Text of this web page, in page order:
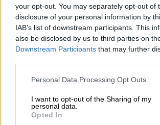
your opt-out. You may separately opt-out of
disclosure of your personal information by
IAB’s list of downstream participants. This
also be disclosed by us to third parties on
Downstream Participants that may further
Please note that this website/app uses one
not limited to your visit or usage behaviour.
grant or deny consent to Google and its
use your data for below specified purposes
Personal Data Processing Opt Outs
I want to opt-out of the Sharing of my
personal data.
Opted In
Αναλυτικά η ανάρτηση
Δούκα
Η Espresso ξαναχτυπά με ένα
συκοφαντικό δημοσίευμα.
Καμία «σκοτεινή αίθουσα»,
ρεύμα», καμία «άπονη ζωή» στον
του Καραγκιόζη. Άλλο ένα